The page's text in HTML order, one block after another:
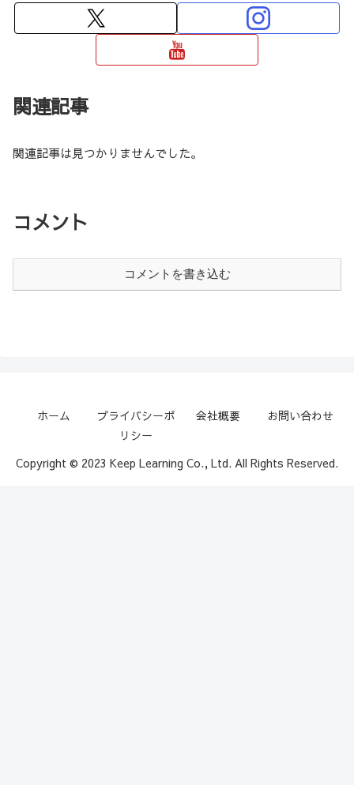
関連記事
関連記事は見つかりませんでした。
コメント
コメントを書き込む
ホーム
プライバシーポ
リシー
会社概要 お問い合わせ
Copyright © 2023 Keep Learning Co., Ltd. All Rights Reserved.